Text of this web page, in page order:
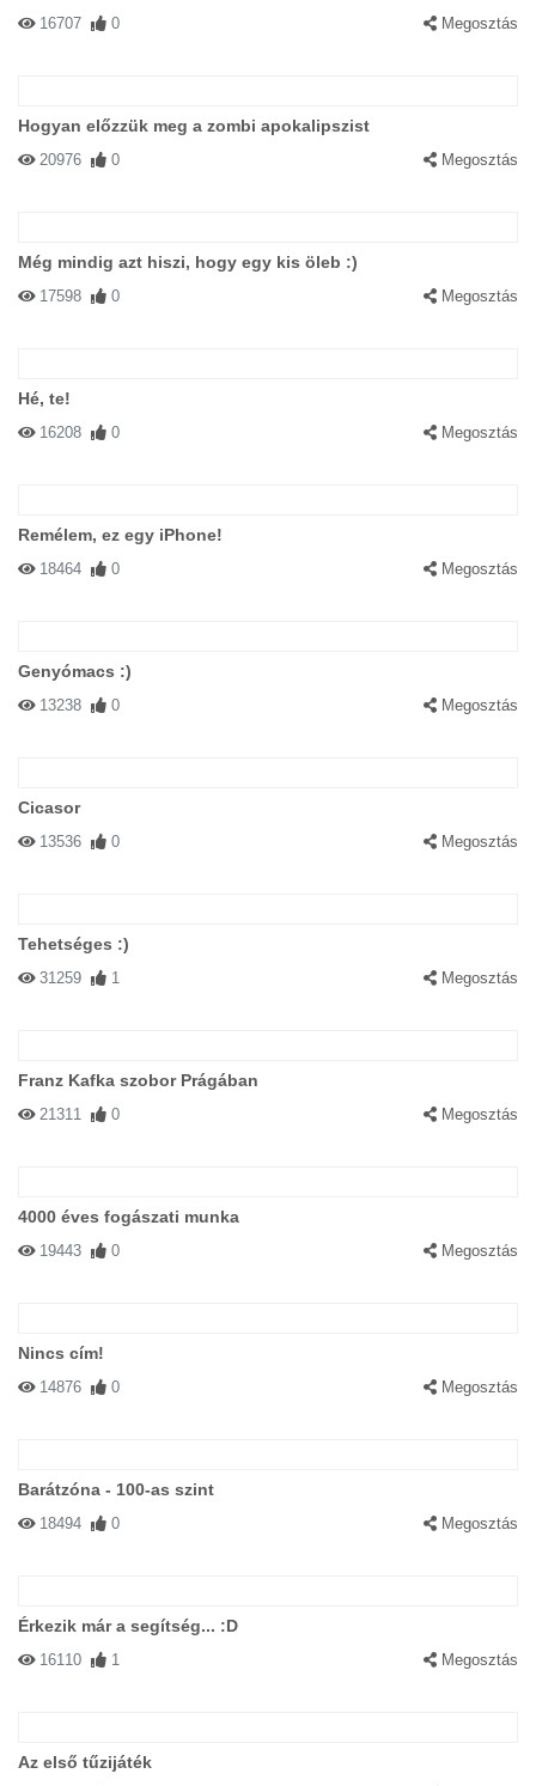
16707 0 Megosztás
Hogyan előzzük meg a zombi apokalipszist
20976 0 Megosztás
Még mindig azt hiszi, hogy egy kis öleb :)
17598 0 Megosztás
Hé, te!
16208 0 Megosztás
Remélem, ez egy iPhone!
18464 0 Megosztás
Genyómacs :)
13238 0 Megosztás
Cicasor
13536 0 Megosztás
Tehetséges :)
31259 1 Megosztás
Franz Kafka szobor Prágában
21311 0 Megosztás
4000 éves fogászati munka
19443 0 Megosztás
Nincs cím!
14876 0 Megosztás
Barátzóna - 100-as szint
18494 0 Megosztás
Érkezik már a segítség... :D
16110 1 Megosztás
Az első tűzijáték